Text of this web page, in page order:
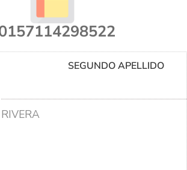
SEGUNDO APELLIDO
RIVERA